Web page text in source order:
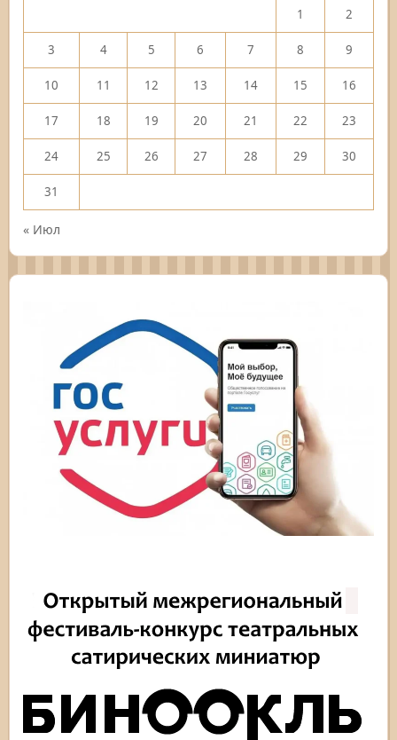
1 2
3 4 5 6 7 8 9
10 11 12 13 14 15 16
17 18 19 20 21 22 23
24 25 26 27 28 29 30
31
« Июл